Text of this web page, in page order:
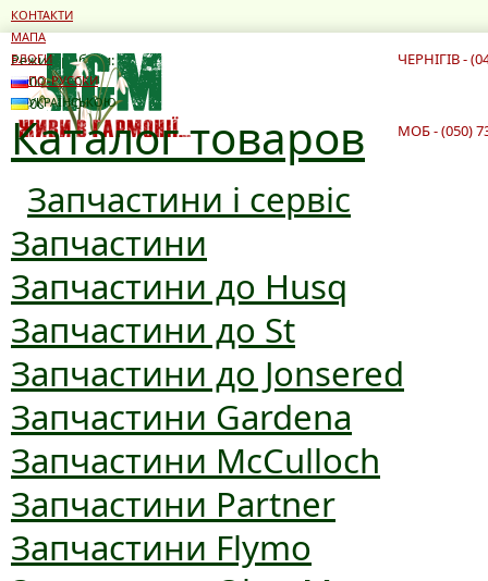
Режим роботи:
10:00 - 19:00
10:00 - 16:00
ЧЕРНІГІВ -
Каталог товаров
Запчастини і сервіс
Запчастини
Запчастини до Husq
Запчастини до St
Запчастини до Jonsered
Запчастини Gardena
Запчастини McCulloch
Запчастини Partner
Запчастини Flymo
МОБ - (050)
КОНТАКТИ
МАПА
БЛОГИ
ПО-РУССКИ
УКРАЇНСЬКОЮ